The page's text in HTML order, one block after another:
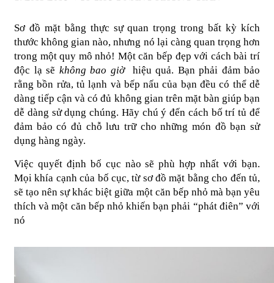
Sơ đồ mặt bằng thực sự quan trọng trong bất kỳ kích
thước không gian nào, nhưng nó lại càng quan trọng hơn
trong một quy mô nhỏ! Một căn bếp đẹp với cách bài trí
độc lạ sẽ không bao giờ hiệu quả. Bạn phải đảm bảo
rằng bồn rửa, tủ lạnh và bếp nấu của bạn đều có thể dễ
dàng tiếp cận và có đủ không gian trên mặt bàn giúp bạn
dễ dàng sử dụng chúng. Hãy chú ý đến cách bố trí tủ để
đảm bảo có đủ chỗ lưu trữ cho những món đồ bạn sử
dụng hàng ngày.
Việc quyết định bố cục nào sẽ phù hợp nhất với bạn.
Mọi khía cạnh của bố cục, từ sơ đồ mặt bằng cho đến tủ,
sẽ tạo nên sự khác biệt giữa một căn bếp nhỏ mà bạn yêu
thích và một căn bếp nhỏ khiến bạn phải “phát điên” với
nó